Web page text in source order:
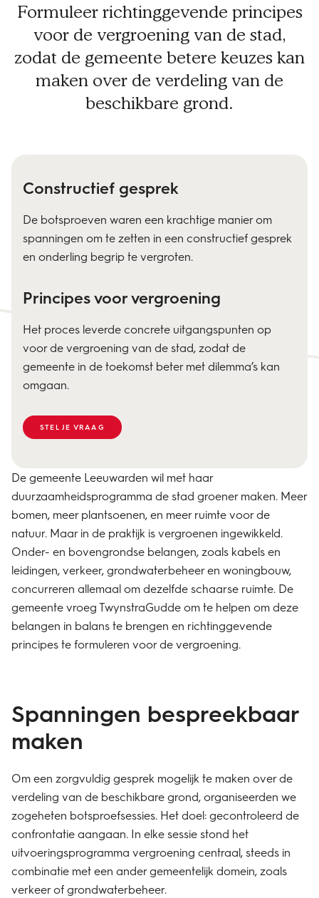
Formuleer richtinggevende principes
voor de vergroening van de stad,
zodat de gemeente betere keuzes kan
maken over de verdeling van de
beschikbare grond.
Constructief gesprek
De botsproeven waren een krachtige manier om
spanningen om te zetten in een constructief gesprek
en onderling begrip te vergroten.
Principes voor vergroening
Het proces leverde concrete uitgangspunten op
voor de vergroening van de stad, zodat de
gemeente in de toekomst beter met dilemma’s kan
omgaan.
STEL JE VRAAG
De gemeente Leeuwarden wil met haar
duurzaamheidsprogramma de stad groener maken. Meer
bomen, meer plantsoenen, en meer ruimte voor de
natuur. Maar in de praktijk is vergroenen ingewikkeld.
Onder- en bovengrondse belangen, zoals kabels en
leidingen, verkeer, grondwaterbeheer en woningbouw,
concurreren allemaal om dezelfde schaarse ruimte. De
gemeente vroeg TwynstraGudde om te helpen om deze
belangen in balans te brengen en richtinggevende
principes te formuleren voor de vergroening.
Spanningen bespreekbaar
maken
Om een zorgvuldig gesprek mogelijk te maken over de
verdeling van de beschikbare grond, organiseerden we
zogeheten botsproefsessies. Het doel: gecontroleerd de
confrontatie aangaan. In elke sessie stond het
uitvoeringsprogramma vergroening centraal, steeds in
combinatie met een ander gemeentelijk domein, zoals
verkeer of grondwaterbeheer.